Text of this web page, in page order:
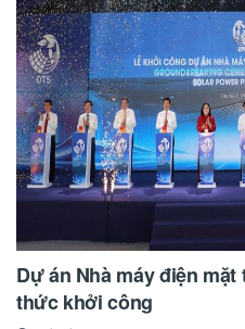
Dự án Nhà máy điện
thức khởi công